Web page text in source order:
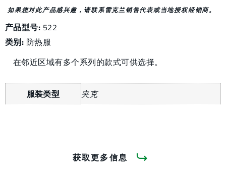
如果您对此产品感兴趣，请联系雷克兰销售代表或当地授权经销商。
产品型号: 522
类别: 防热服
在邻近区域有多个系列的款式可供选择。
服装类型 夹克
获取更多信息